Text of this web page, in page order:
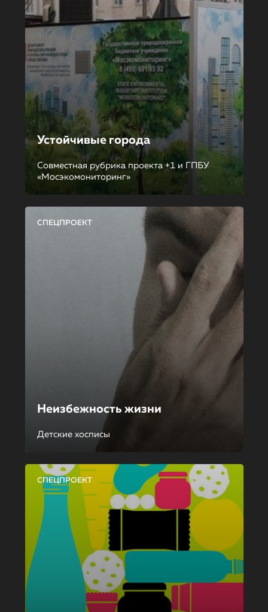
Устойчивые города
Совместная рубрика проекта +1 и ГПБУ
«Мосэкомониторинг»
СПЕЦПРОЕКТ
Неизбежность жизни
Детские хосписы
СПЕЦПРОЕКТ